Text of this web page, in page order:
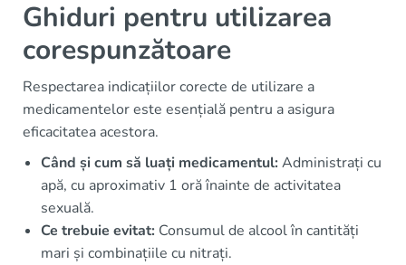
Ghiduri pentru utilizarea
corespunzătoare
Respectarea indicațiilor corecte de utilizare a
medicamentelor este esențială pentru a asigura
eficacitatea acestora.
Când și cum să luați medicamentul:Administrați cu
apă, cu aproximativ 1 oră înainte de activitatea
sexuală.
Ce trebuie evitat: Consumul de alcool în cantități
mari și combinațiile cu nitrați.